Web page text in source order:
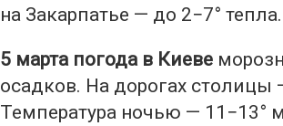
на Закарпатье — до 2−7° тепла.
5 марта погода в Киеве
осадков. На дорогах столицы
Температура ночью — 11−13°